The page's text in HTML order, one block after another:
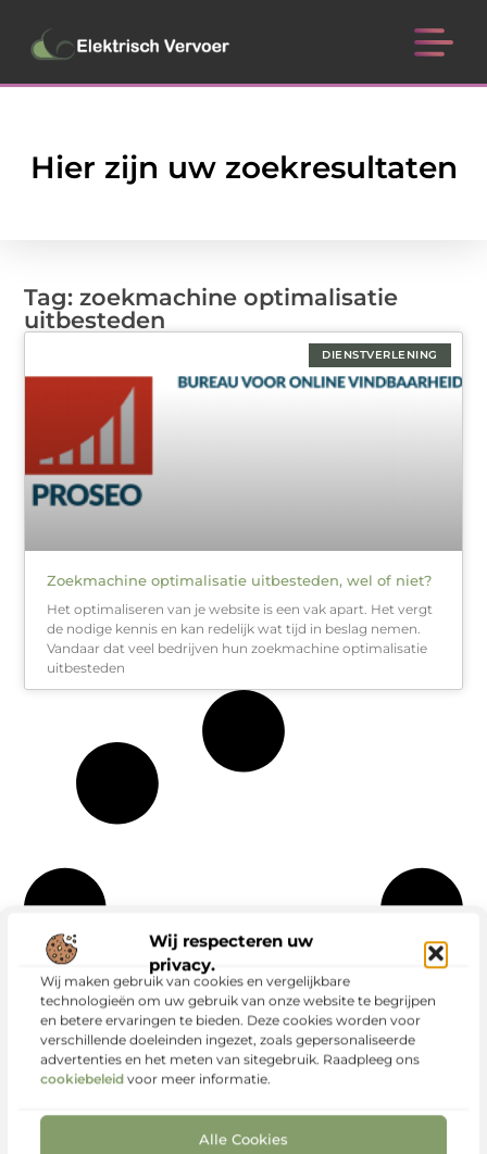
Wij respecteren uw
privacy.
Wij maken gebruik van cookies en vergelijkbare
technologieën om uw gebruik van onze website te begrijpen
en betere ervaringen te bieden. Deze cookies worden voor
verschillende doeleinden ingezet, zoals gepersonaliseerde
advertenties en het meten van sitegebruik. Raadpleeg ons
cookiebeleid voor meer informatie.
Alle Cookies
Hier zijn uw zoekresultaten
Tag: zoekmachine optimalisatie
uitbesteden
DIENSTVERLENING
Zoekmachine optimalisatie uitbesteden, wel of niet?
Het optimaliseren van je website is een vak apart. Het vergt
de nodige kennis en kan redelijk wat tijd in beslag nemen.
Vandaar dat veel bedrijven hun zoekmachine optimalisatie
uitbesteden
Geschenken